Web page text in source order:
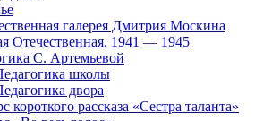
галерея Дмитрия Москина
Отечественная. 1941 — 1945
С. Артемьевой
школы
двора
короткого рассказа «Сестра таланта»